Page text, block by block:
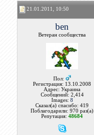
21.01.2011, 10:50
ben
Ветеран сообщества
Пол:
Регистрация: 13.10.2008
Адрес: Украина
Сообщений: 2,414
Images: 8
Сказал(а) спасибо: 419
Поблагодарили: 970 раз(а)
Репутация:48684